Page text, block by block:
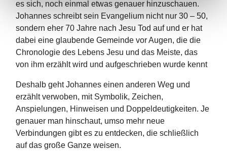
es sich, noch einmal etwas genauer hinzuschauen.
Johannes schreibt sein Evangelium nicht nur 30 – 50,
sondern eher 70 Jahre nach Jesu Tod auf und er hat
dabei eine glaubende Gemeinde vor Augen, die die
Chronologie des Lebens Jesu und das Meiste, das
von ihm erzählt wird und aufgeschrieben wurde kennt
Deshalb geht Johannes einen anderen Weg und
erzählt verwoben, mit Symbolik, Zeichen,
Anspielungen, Hinweisen und Doppeldeutigkeiten. Je
genauer man hinschaut, umso mehr neue
Verbindungen gibt es zu entdecken, die schließlich
auf das große Ganze weisen.